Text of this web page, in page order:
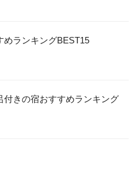
めランキングBEST15
付きの宿おすすめランキング